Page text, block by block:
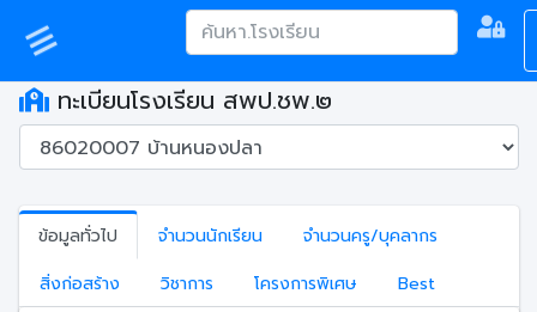
ทะเบียนโรงเรียน สพป.ชพ.๒
ข้อมูลทั่วไป จำนวนนักเรียน
จำนวนครู/บุคลากร
สิ่งก่อสร้าง
วิชาการ โครงการพิเศษ Best